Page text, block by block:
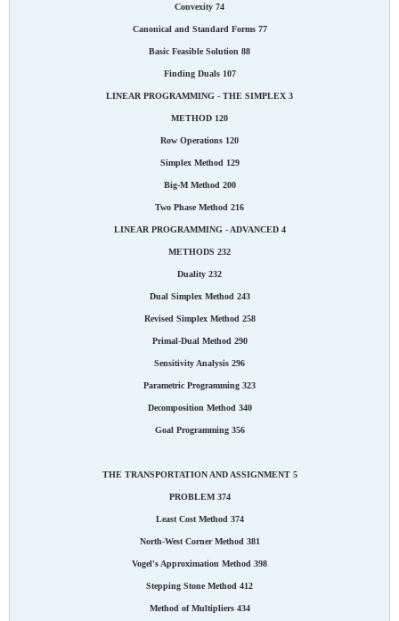
Convexity 74
Canonical and Standard Forms 77
Basic Feasible Solution 88
Finding Duals 107
3 LINEAR PROGRAMMING - THE SIMPLEX
METHOD 120
Row Operations 120
Simplex Method 129
Big-M Method 200
Two Phase Method 216
4 LINEAR PROGRAMMING - ADVANCED
METHODS 232
Duality 232
Dual Simplex Method 243
Revised Simplex Method 258
Primal-Dual Method 290
Sensitivity Analysis 296
Parametric Programming 323
Decomposition Method 340
Goal Programming 356
5 THE TRANSPORTATION AND ASSIGNMENT
PROBLEM 374
Least Cost Method 374
North-West Corner Method 381
Vogel's Approximation Method 398
Stepping Stone Method 412
Method of Multipliers 434